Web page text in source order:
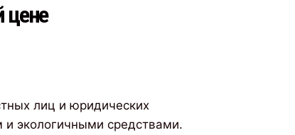
цене
лиц и юридических
экологичными средствами.